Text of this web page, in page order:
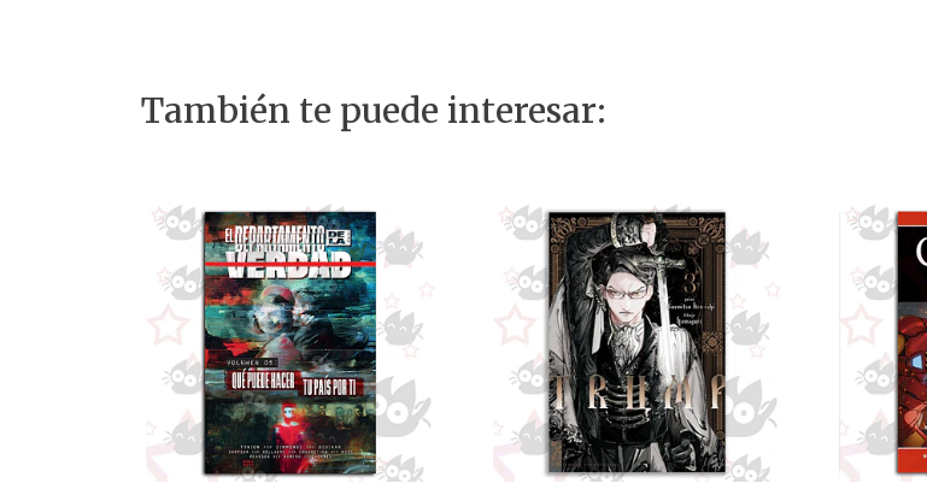
También te puede interesar: